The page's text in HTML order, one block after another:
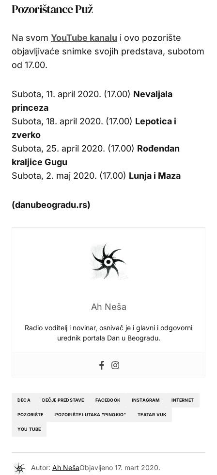
Pozorištance Puž
Na svom YouTube kanalu i ovo pozorište
objavljivaće snimke svojih predstava, subotom
od 17.00.
Subota, 11. april 2020. (17.00) Nevaljala
princeza
Subota, 18. april 2020. (17.00) Lepotica i
zverko
Subota, 25. april 2020. (17.00) Rođendan
kraljice Gugu
Subota, 2. maj 2020. (17.00) Lunja i Maza
(danubeogradu.rs)
Ah Neša
Radio voditelj i novinar, osnivač je i glavni i odgovorni
urednik portala Dan u Beogradu.
DECA DEČJE PREDSTAVE FACEBOOK INSTAGRAM INTERNET
POZORIŠTE POZORIŠTE LUTAKA "PINOKIO" TEATAR VUK
YOU TUBE
Autor: Ah NešaObjavljeno 17. mart 2020.